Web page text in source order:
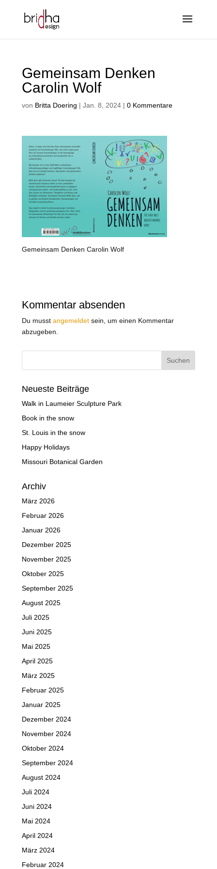
Gemeinsam Denken
Carolin Wolf
von Britta Doering | Jan. 8, 2024| 0 Kommentare
Gemeinsam Denken Carolin Wolf
Kommentar absenden
Du musst angemeldetsein, um einen Kommentar
abzugeben.
Neueste Beiträge
Walk in Laumeier Sculpture Park
Book in the snow
St. Louis in the snow
Happy Holidays
Missouri Botanical Garden
Archiv
März 2026
Februar 2026
Januar 2026
Dezember 2025
November 2025
Oktober 2025
September 2025
August 2025
Juli 2025
Juni 2025
Mai 2025
April 2025
März 2025
Februar 2025
Januar 2025
Dezember 2024
November 2024
Oktober 2024
September 2024
August 2024
Juli 2024
Juni 2024
Mai 2024
April 2024
März 2024
Februar 2024